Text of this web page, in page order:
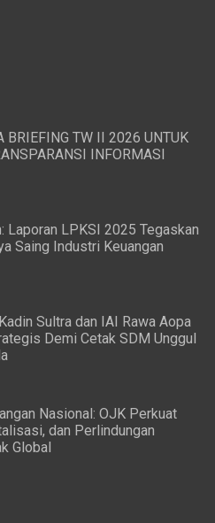
BRIEFING TW II 2026 UNTUK
INFORMASI
Laporan LPKSI 2025 Tegaskan
Saing Industri Keuangan
Sultra dan IAI Rawa Aopa
Demi Cetak SDM Unggul
Nasional: OJK Perkuat
dan Perlindungan
Global